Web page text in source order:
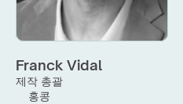
Franck Vidal
제작 총괄
홍콩